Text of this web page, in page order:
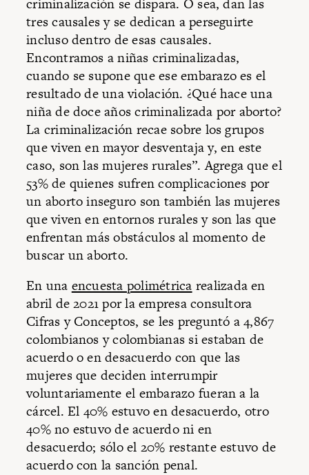
criminalización se dispara. O sea, dan las
tres causales y se dedican a perseguirte
incluso dentro de esas causales.
Encontramos a niñas criminalizadas,
cuando se supone que ese embarazo es el
resultado de una violación. ¿Qué hace una
niña de doce años criminalizada por aborto?
La criminalización recae sobre los grupos
que viven en mayor desventaja y, en este
caso, son las mujeres rurales”. Agrega que el
53% de quienes sufren complicaciones por
un aborto inseguro son también las mujeres
que viven en entornos rurales y son las que
enfrentan más obstáculos al momento de
buscar un aborto.
En una encuesta polimétrica realizada en
abril de 2021 por la empresa consultora
Cifras y Conceptos, se les preguntó a 4,867
colombianos y colombianas si estaban de
acuerdo o en desacuerdo con que las
mujeres que deciden interrumpir
voluntariamente el embarazo fueran a la
cárcel. El 40% estuvo en desacuerdo, otro
40% no estuvo de acuerdo ni en
desacuerdo; sólo el 20% restante estuvo de
acuerdo con la sanción penal.